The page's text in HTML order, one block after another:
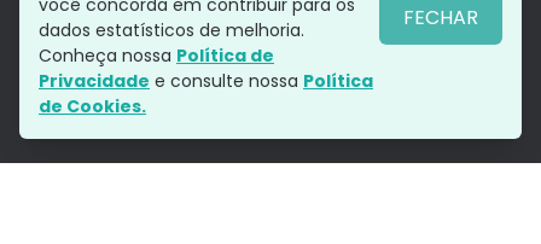
Siga-nos
você concorda em contribuir para os
dados estatísticos de melhoria.
Conheça nossa Política de
Privacidade e consulte nossa Política
de Cookies.
FECHAR